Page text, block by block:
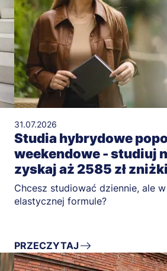
31.07.2026
Studia hybrydowe
weekendowe - studiuj
zyskaj aż 2585 zł
Chcesz studiować dziennie, ale
elastycznej formule?
PRZECZYTAJ